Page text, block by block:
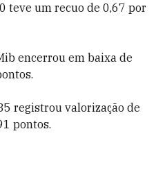
teve um recuo de 0,67 por
encerrou em baixa de
registrou valorização de
pontos.